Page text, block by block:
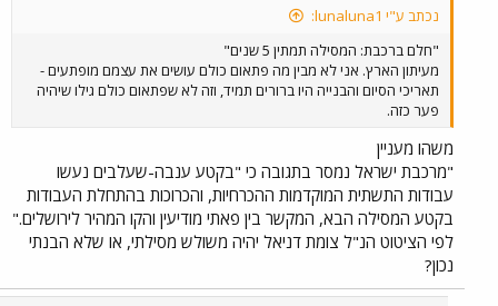
נכתב ע"י lunaluna1:
"חלם ברכבת: המסילה תמתין 5 שנים"
מעיתון הארץ. אני לא מבין מה פתאום כולם עושים את עצמם מופתעים -
תאריכי הסיום והבנייה היו ברורים תמיד, וזה לא שפתאום כולם גילו שיהיה
פער כזה.
משהו מעניין
"מרכבת ישראל נמסר בתגובה כי "בקטע ענבה-שעלבים נעשו
עבודות התשתית המוקדמות ההכרחיות, והכרוכות בהתחלת העבודות
בקטע המסילה הבא, המקשר בין פאתי מודיעין והקו המהיר לירושלים."
לפי הציטוט הנ"ל צומת דניאל יהיה משולש מסילתי, או שלא הבנתי
נכון?